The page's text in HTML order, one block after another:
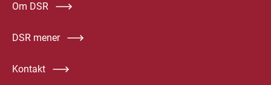
Om DSR
DSR mener
Kontakt